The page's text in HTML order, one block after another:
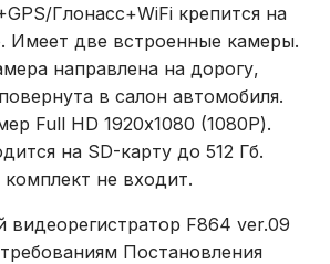
Глонасс+WiFi крепится на
Имеет две встроенные камеры.
направлена на дорогу,
в салон автомобиля.
Full HD 1920х1080 (1080P).
на SD-карту до 512 Гб.
не входит.
видеорегистратор F864 ver.09
Постановления